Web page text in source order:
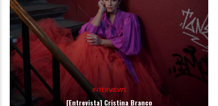
INTERVIEWS
[Entrevista] Cristina Branco